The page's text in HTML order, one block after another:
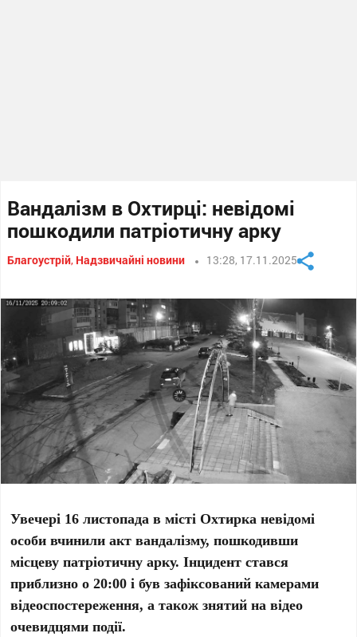
Вандалізм в Охтирці: невідомі
пошкодили патріотичну арку
Благоустрій, Надзвичайні новини 13:28, 17.11.2025
Увечері 16 листопада в місті Охтирка невідомі
особи вчинили акт вандалізму, пошкодивши
місцеву патріотичну арку. Інцидент стався
приблизно о 20:00 і був зафіксований камерами
відеоспостереження, а також знятий на відео
очевидцями події.